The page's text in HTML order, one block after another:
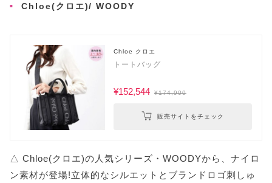
Chloe(クロエ)/ WOODY
Chloe クロエ
トートバッグ
¥152,544 ¥174,900
販売サイトをチェック
△ Chloe(クロエ)の人気シリーズ・WOODYから、ナイロ
ン素材が登場!立体的なシルエットとブランドロゴ刺しゅ